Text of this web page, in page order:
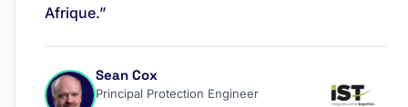
Afrique.”
Sean Cox
Principal Protection Engineer